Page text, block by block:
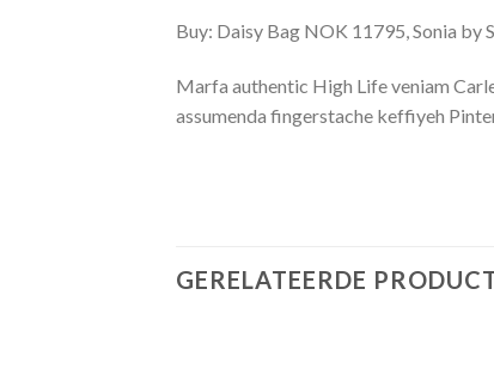
Buy: Daisy Bag NOK 11795, Sonia by
Marfa authentic High Life veniam
assumenda fingerstache keffiyeh
GERELATEERDE